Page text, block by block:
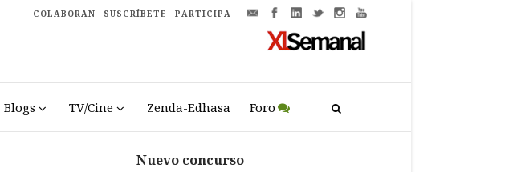
COLABORAN SUSCRÍBETE PARTICIPA
Blogs TV/Cine Zenda-Edhasa Foro
Nuevo concurso